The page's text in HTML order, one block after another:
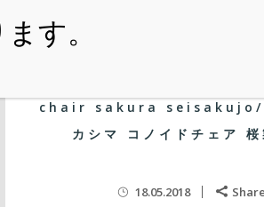
・SHOPPING-GUIDE
chair sakura seisakujo/
カシマ コノイドチェア 桜
18.05.2018 Share